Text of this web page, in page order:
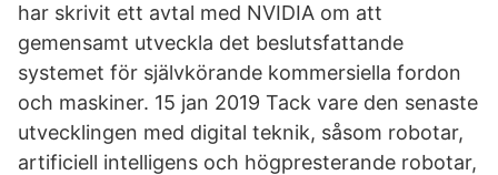
har skrivit ett avtal med NVIDIA om att
gemensamt utveckla det beslutsfattande
systemet för självkörande kommersiella fordon
och maskiner. 15 jan 2019 Tack vare den senaste
utvecklingen med digital teknik, såsom robotar,
artificiell intelligens och högpresterande robotar,